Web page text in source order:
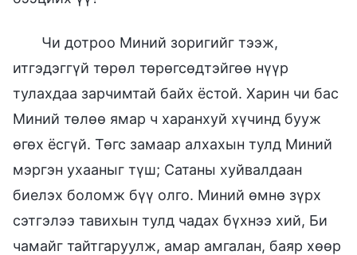
Чи дотроо Миний зоригийг тээж,
итгэдэггүй төрөл төрөгсөдтэйгөө нүүр
тулахдаа зарчимтай байх ёстой. Харин чи бас
Миний төлөө ямар ч харанхуй хүчинд бууж
өгөх ёсгүй. Төгс замаар алхахын тулд Миний
мэргэн ухааныг түш; Сатаны хуйвалдаан
биелэх боломж бүү олго. Миний өмнө зүрх
сэтгэлээ тавихын тулд чадах бүхнээ хий, Би
чамайг тайтгаруулж, амар амгалан, баяр хөөр